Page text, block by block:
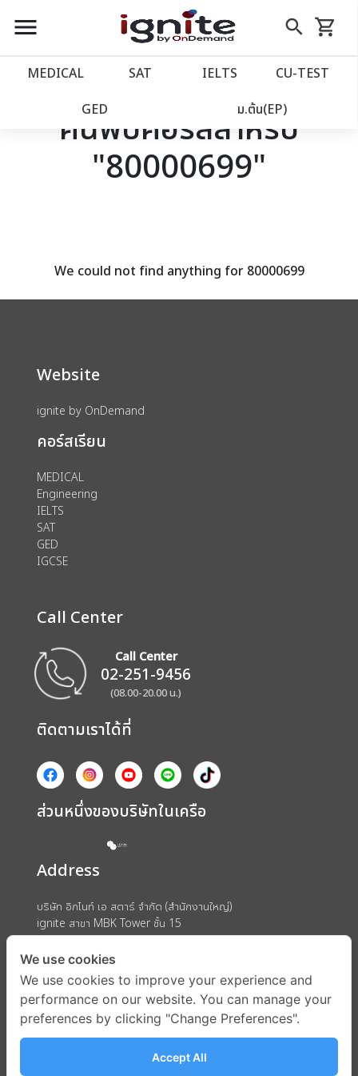
close
account_balance หน้าแรก
เว็บไซต์อิกไนท์
โปรโมชั่น
assignment ลงทะเบียน
menu search
Skip
to
shopping_cart
รถเข็น
MEDICAL SAT IELTS CU‑TEST
GED ม.ต้น(EP)
ค้นพบคอร์สสำหรับ
"80000699"
We could not find anything for 80000699
Website
ignite by OnDemand
คอร์สเรียน
MEDICAL
Engineering
IELTS
SAT
GED
IGCSE
Call Center
Call Center
02-251-9456
(08.00-20.00 น.)
ติดตามเราได้ที่
ส่วนหนึ่งของบริษัทในเครือ
Address
บริษัท อิกไนท์ เอ สตาร์ จำกัด (สำนักงานใหญ่)
ignite สาขา MBK Tower ชั้น 15
ถนนพญาไท แขวงวังใหม่ เขตปทุมวัน กรุงเทพมหานคร 10330
We use cookies
We use cookies to improve your experience and
performance on our website. You can manage your
preferences by clicking "Change Preferences".
Accept All